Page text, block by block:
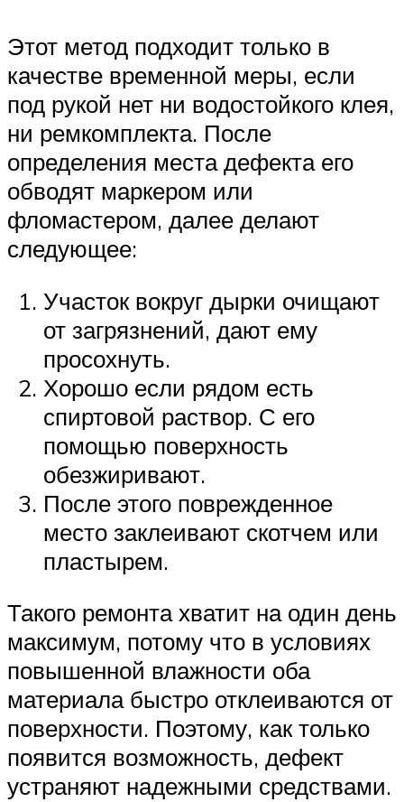
Этот метод подходит только в
качестве временной меры, если
под рукой нет ни водостойкого клея,
ни ремкомплекта. После
определения места дефекта его
обводят маркером или
фломастером, далее делают
следующее:
Участок вокруг дырки очищают
от загрязнений, дают ему
просохнуть.
Хорошо если рядом есть
спиртовой раствор. С его
помощью поверхность
обезжиривают.
После этого поврежденное
место заклеивают скотчем или
пластырем.
Такого ремонта хватит на один день
максимум, потому что в условиях
повышенной влажности оба
материала быстро отклеиваются от
поверхности. Поэтому, как только
появится возможность, дефект
устраняют надежными средствами.